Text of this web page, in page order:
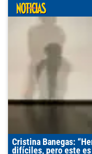
Cristina Banegas:
difíciles, pero este es